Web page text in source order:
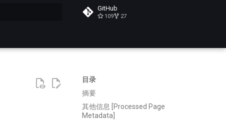
GitHub
109 27
目录
摘要
其他信息 [Processed Page
Metadata]